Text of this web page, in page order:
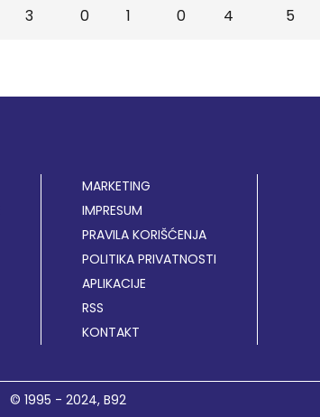
3 0 1 0 4 5
MARKETING
IMPRESUM
PRAVILA KORIŠĆENJA
POLITIKA PRIVATNOSTI
APLIKACIJE
RSS
KONTAKT
© 1995 - 2024, B92